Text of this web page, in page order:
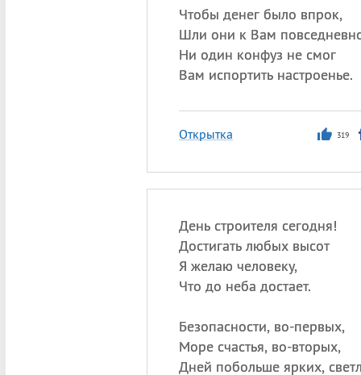
Чтобы денег было впрок,
Шли они к Вам
Ни один конфуз не смог
Вам испортить настроенье.
Открытка 319
День строителя сегодня!
Достигать любых высот
Я желаю человеку,
Что до неба достает.
Безопасности, во-первых,
Море счастья, во-вторых,
Дней побольше ярких,